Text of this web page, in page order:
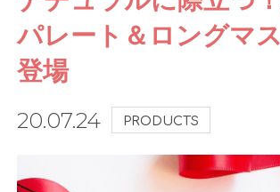
パレート＆ロングマ
登場
20.07.24 PRODUCTS